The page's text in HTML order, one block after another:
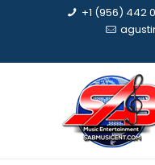
+1 (956) 442